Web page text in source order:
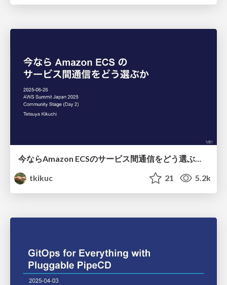
今ならAmazon ECSのサービス間通信をどう選ぶか / Selection of ECS Interservice Communication 2025
tkikuc
21 5.2k